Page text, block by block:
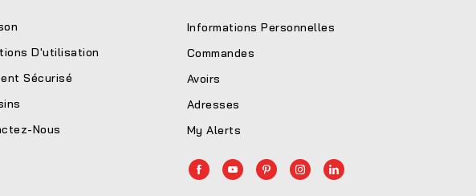
D'utilisation
Sécurisé
Nous
Informations Personnelles
Commandes
Avoirs
Adresses
My Alerts